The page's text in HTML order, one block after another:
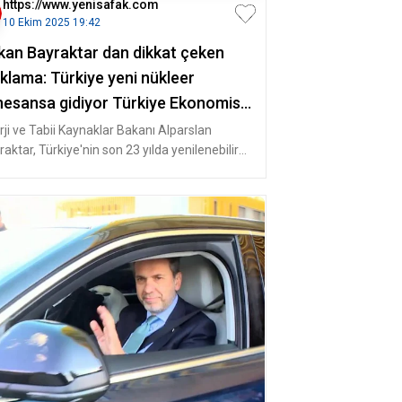
https://www.yenisafak.com
10 Ekim 2025 19:42
Bayraktar dan dikkat çeken
Türkiye yeni nükleer
gidiyor Türkiye Ekonomisi
ve Tabii Kaynaklar Bakanı Alparslan
Türkiye'nin son 23 yılda yenilenebilir